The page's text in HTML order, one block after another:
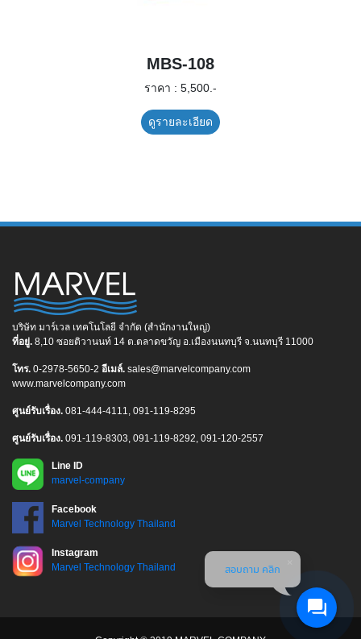
MBS-108
ราคา : 5,500.-
ดูรายละเอียด
บริษัท มาร์เวล เทคโนโลยี จำกัด (สำนักงานใหญ่)
ที่อยู่. 8,10 ซอยติวานนท์ 14 ต.ตลาดขวัญ อ.เมืองนนทบุรี จ.นนทบุรี 11000
โทร. 0-2978-5650-2 อีเมล์. sales@marvelcompany.com
www.marvelcompany.com
ศูนย์รับเรื่อง. 081-444-4111, 091-119-8295
ศูนย์รับเรื่อง. 091-119-8303, 091-119-8292, 091-120-2557
Line ID
marvel-company
Facebook
Marvel Technology Thailand
Instagram
Marvel Technology Thailand
สอบถาม คลิก